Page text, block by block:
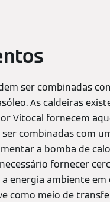
ser combinadas
As caldeiras
Vitocal fornecem
combinadas com
a bomba de
fornecer
energia ambiente em
como meio de